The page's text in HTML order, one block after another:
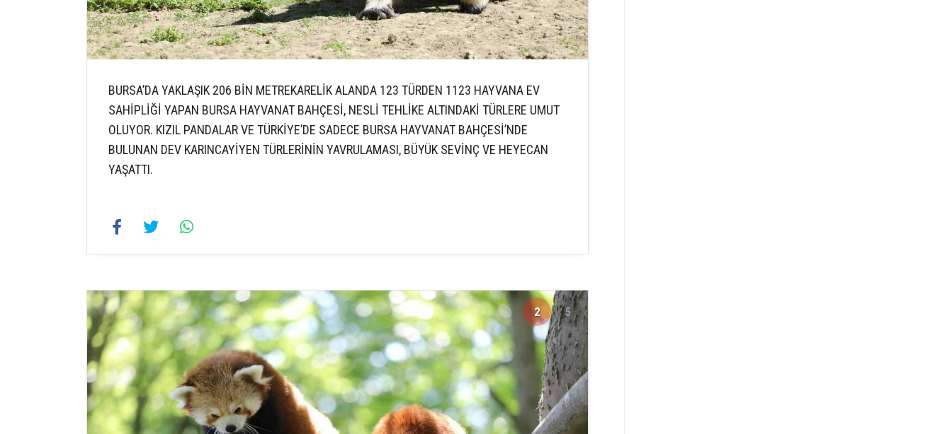
BURSA’DA YAKLAŞIK 206 BİN METREKARELİK ALANDA 123 TÜRDEN 1123 HAYVANA EV
SAHİPLİĞİ YAPAN BURSA HAYVANAT BAHÇESİ, NESLİ TEHLİKE ALTINDAKİ TÜRLERE UMUT
OLUYOR. KIZIL PANDALAR VE TÜRKİYE’DE SADECE BURSA HAYVANAT BAHÇESİ’NDE
BULUNAN DEV KARINCAYİYEN TÜRLERİNİN YAVRULAMASI, BÜYÜK SEVİNÇ VE HEYECAN
YAŞATTI.
2 5